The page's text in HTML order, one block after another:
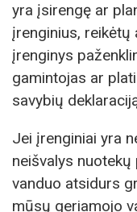
yra įsirengę ar
įrenginius,
įrenginys
gamintojas ar
savybių
Jei įrenginiai yra
neišvalys nuotekų
vanduo atsidurs
mūsų geriamojo